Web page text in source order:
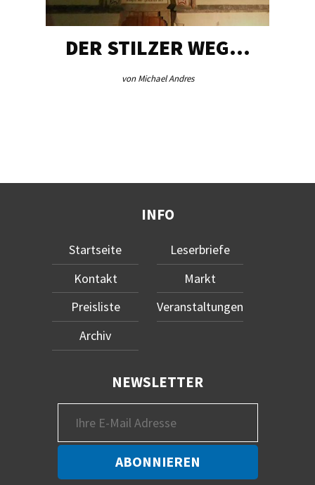
DER STILZER WEG…
von Michael Andres
INFO
Startseite
Kontakt
Preisliste
Archiv
Leserbriefe
Markt
Veranstaltungen
NEWSLETTER